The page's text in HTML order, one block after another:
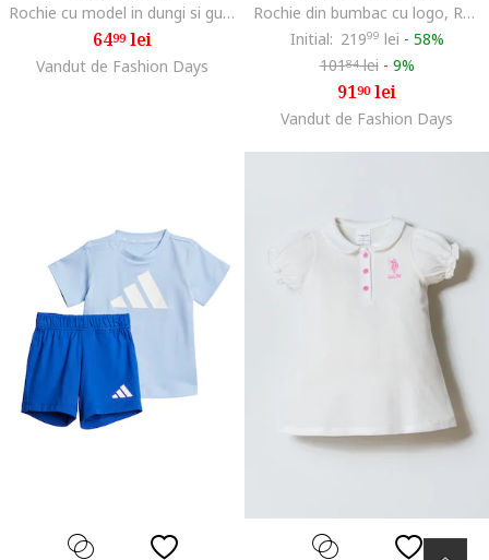
Rochie cu model in dungi si guler Peter-Pan, Alb/Albastru deschis
6499lei
Vandut de Fashion Days
Rochie din bumbac cu logo, Roz somon
Initial: 21999 lei - 58%
10184lei - 9%
9190lei
Vandut de Fashion Days